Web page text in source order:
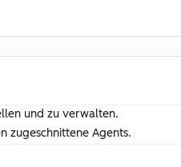
und zu verwalten.
zugeschnittene Agents.